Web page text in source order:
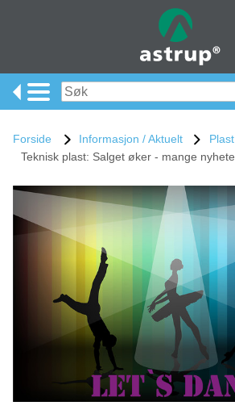
Forside Informasjon / Aktuelt
Teknisk plast: Salget øker - mange